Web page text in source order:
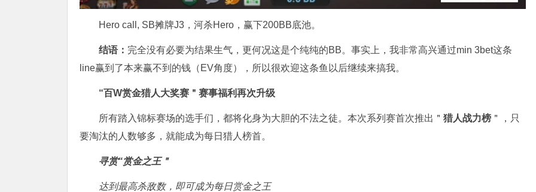
Hero call, SB摊牌J3，河杀Hero，赢下200BB底池。
结语： 完全没有必要为结果生气，更何况这是个纯纯的BB。事实上，我非常高兴通过min 3bet这条
line赢到了本来赢不到的钱（EV角度），所以很欢迎这条鱼以后继续来搞我。
“百W赏金猎人大奖赛＂ 赛事福利再次升级
所有踏入锦标赛场的选手们，都将化身为大胆的不法之徒。本次系列赛首次推出＂ 猎人战力榜 ＂，只
要淘汰的人数够多，就能成为每日猎人榜首。
寻赏“赏金之王＂
达到最高杀敌数，即可成为每日赏金之王